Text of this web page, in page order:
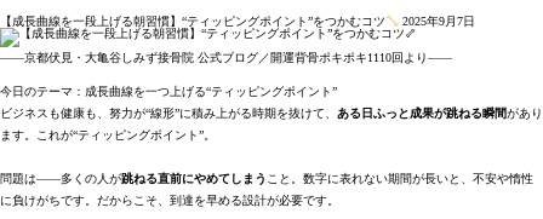
【成長曲線を一段上げる朝習慣】“ティッピングポイント”をつかむコツ 2025年9月7日
――京都伏見・大亀谷しみず接骨院 公式ブログ／開運背骨ポキポキ1110回より――
今日のテーマ：成長曲線を一つ上げる“ティッピングポイント”
ビジネスも健康も、努力が“線形”に積み上がる時期を抜けて、 ある日ふっと成果が跳ねる瞬間があり
ます。これが“ティッピングポイント”。
問題は――多くの人が跳ねる直前にやめてしまう こと。数字に表れない期間が長いと、不安や惰性
に負けがちです。だからこそ、到達を早める設計が必要です。